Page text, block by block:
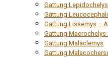
Gattung Lepidochelys
Gattung
Gattung Lissemys –
Gattung Macrochelys
Gattung Malaclemys
Gattung